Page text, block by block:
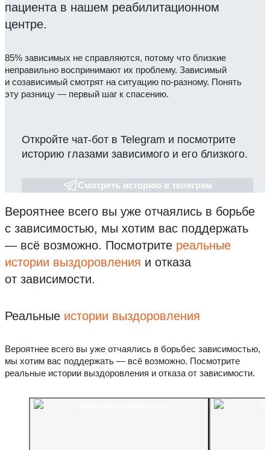
пациента в нашем реабилитационном
центре.
85% зависимых не справляются, потому что близкие
неправильно воспринимают их проблему. Зависимый
и созависимый смотрят на ситуацию по-разному. Понять
эту разницу — первый шаг к спасению.
Откройте чат-бот в Telegram и посмотрите
историю глазами зависимого и его близкого.
Смотреть историю в телеграм
Вероятнее всего вы уже отчаялись в борьбе
с зависимостью, мы хотим вас поддержать
— всё возможно. Посмотрите реальные
истории выздоровления и отказа
от зависимости.
Реальные истории выздоровления
Вероятнее всего вы уже отчаялись в борьбес зависимостью,
мы хотим вас поддержать — всё возможно. Посмотрите
реальные истории выздоровления и отказа от зависимости.